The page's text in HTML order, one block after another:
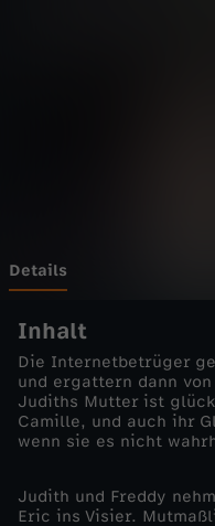
l
i
n
d
v
Details
Inhalt
Die Internetbetrüger
und ergattern dann
Judiths Mutter ist
Camille, und auch ihr
wenn sie es nicht
Judith und Freddy
Eric ins Visier.